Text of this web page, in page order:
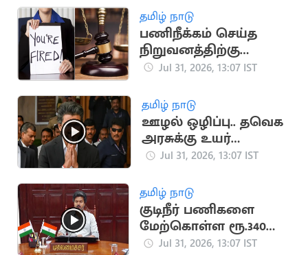
விளக்கம்
தமிழ் நாடு
பணிநீக்கம் செய்த
நிறுவனத்திற்கு
எதிராக வழக்கு.. ரூ.19
பெண்
Jul 31, 2026, 13:07 IST
தமிழ் நாடு
ஊழல் ஒழிப்பு.. தவெக
அரசுக்கு உயர்
நீதிமன்றம் பாராட்டு
Jul 31, 2026, 13:07 IST
தமிழ் நாடு
குடிநீர் பணிகளை
மேற்கொள்ள ரூ.340
கோடி ஒதுக்கீடு செய்த
Jul 31, 2026, 13:07 IST